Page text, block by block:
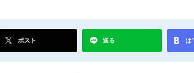
ポスト 送る は